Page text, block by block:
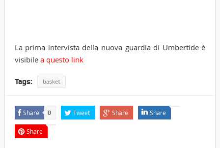
La prima intervista della nuova guardia di Umbertide è
visibilea questo link
Tags: basket
Share 0 Tweet Share Share
Share